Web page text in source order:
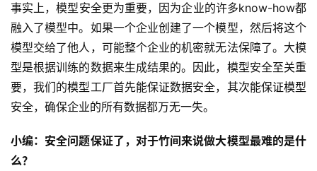
事实上，模型安全更为重要，因为企业的许多know-how都
融入了模型中。如果一个企业创建了一个模型，然后将这个
模型交给了他人，可能整个企业的机密就无法保障了。大模
型是根据训练的数据来生成结果的。因此，模型安全至关重
要，我们的模型工厂首先能保证数据安全，其次能保证模型
安全，确保企业的所有数据都万无一失。
小编：安全问题保证了，对于竹间来说做大模型最难的是什
么？